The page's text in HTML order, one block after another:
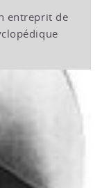
entreprit de